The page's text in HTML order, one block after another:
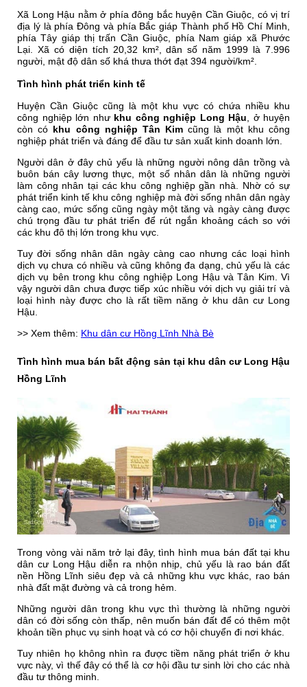
Xã Long Hậu nằm ở phía đông bắc huyện Cần Giuộc, có vị trí
địa lý là phía Đông và phía Bắc giáp Thành phố Hồ Chí Minh,
phía Tây giáp thị trấn Cần Giuộc, phía Nam giáp xã Phước
Lại. Xã có diện tích 20,32 km², dân số năm 1999 là 7.996
người, mật độ dân số khá thưa thớt đạt 394 người/km².
Tình hình phát triển kinh tế
Huyện Cần Giuộc cũng là một khu vực có chứa nhiều khu
công nghiệp lớn như khu công nghiệp Long Hậu, ở huyện
còn có khu công nghiệp Tân Kim cũng là một khu công
nghiệp phát triển và đáng để đầu tư sản xuất kinh doanh lớn.
Người dân ở đây chủ yếu là những người nông dân trồng và
buôn bán cây lương thực, một số nhân dân là những người
làm công nhân tại các khu công nghiệp gần nhà. Nhờ có sự
phát triển kinh tế khu công nghiệp mà đời sống nhân dân ngày
càng cao, mức sống cũng ngày một tăng và ngày càng được
chú trọng đầu tư phát triển để rút ngắn khoảng cách so với
các khu đô thị lớn trong khu vực.
Tuy đời sống nhân dân ngày càng cao nhưng các loại hình
dịch vụ chưa có nhiều và cũng không đa dạng, chủ yếu là các
dịch vụ bên trong khu công nghiệp Long Hậu và Tân Kim. Vì
vậy người dân chưa được tiếp xúc nhiều với dịch vụ giải trí và
loại hình này được cho là rất tiềm năng ở khu dân cư Long
Hậu.
>> Xem thêm: Khu dân cư Hồng Lĩnh Nhà Bè
Tình hình mua bán bất động sản tại khu dân cư Long Hậu
Hồng Lĩnh
Trong vòng vài năm trở lại đây, tình hình mua bán đất tại khu
dân cư Long Hậu diễn ra nhộn nhịp, chủ yếu là rao bán đất
nền Hồng Lĩnh siêu đẹp và cả những khu vực khác, rao bán
nhà đất mặt đường và cả trong hẻm.
Những người dân trong khu vực thì thường là những người
dân có đời sống còn thấp, nên muốn bán đất để có thêm một
khoản tiền phục vụ sinh hoạt và có cơ hội chuyển đi nơi khác.
Tuy nhiên họ không nhìn ra được tiềm năng phát triển ở khu
vực này, vì thế đây có thể là cơ hội đầu tư sinh lời cho các nhà
đầu tư thông minh.